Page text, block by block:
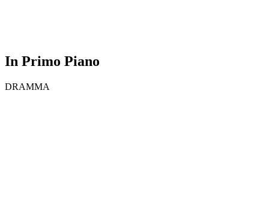
In Primo Piano
DRAMMA